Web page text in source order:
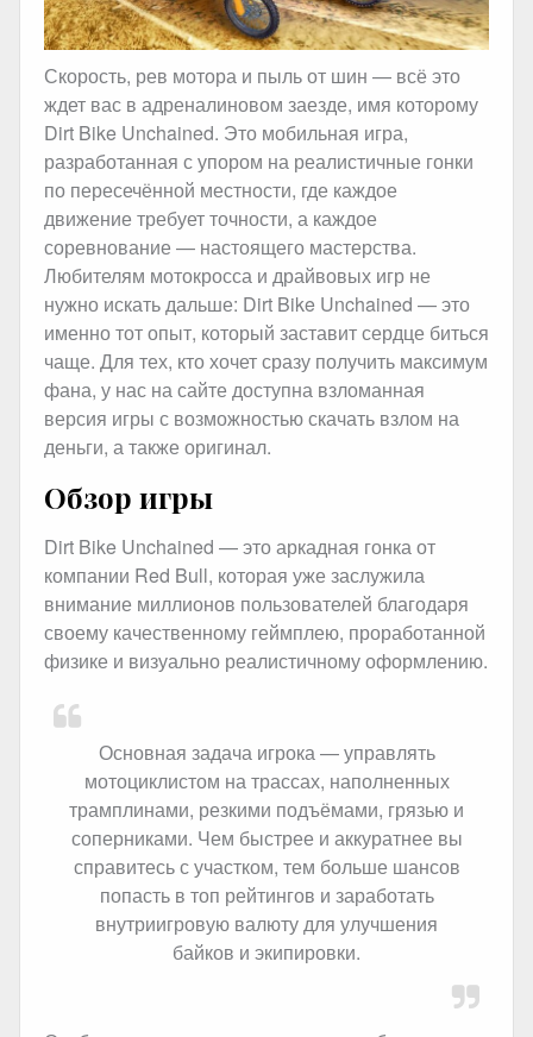
Скорость, рев мотора и пыль от шин — всё это
ждет вас в адреналиновом заезде, имя которому
Dirt Bike Unchained. Это мобильная игра,
разработанная с упором на реалистичные гонки
по пересечённой местности, где каждое
движение требует точности, а каждое
соревнование — настоящего мастерства.
Любителям мотокросса и драйвовых игр не
нужно искать дальше: Dirt Bike Unchained — это
именно тот опыт, который заставит сердце биться
чаще. Для тех, кто хочет сразу получить максимум
фана, у нас на сайте доступна взломанная
версия игры с возможностью скачать взлом на
деньги, а также оригинал.
Обзор игры
Dirt Bike Unchained — это аркадная гонка от
компании Red Bull, которая уже заслужила
внимание миллионов пользователей благодаря
своему качественному геймплею, проработанной
физике и визуально реалистичному оформлению.
Основная задача игрока — управлять
мотоциклистом на трассах, наполненных
трамплинами, резкими подъёмами, грязью и
соперниками. Чем быстрее и аккуратнее вы
справитесь с участком, тем больше шансов
попасть в топ рейтингов и заработать
внутриигровую валюту для улучшения
байков и экипировки.